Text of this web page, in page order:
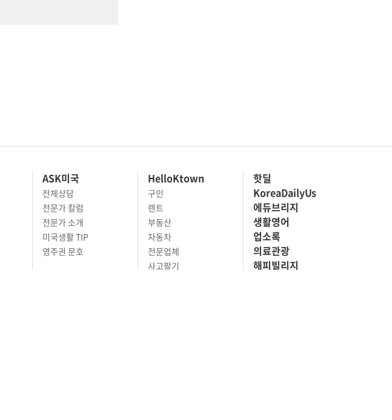
ASK미국
전체상담
전문가 칼럼
전문가 소개
미국생활 TIP
영주권 문호
HelloKtown
구인
렌트
부동산
자동차
전문업체
사고팔기
핫딜
KoreaDailyUs
에듀브리지
생활영어
업소록
의료관광
해피빌리지